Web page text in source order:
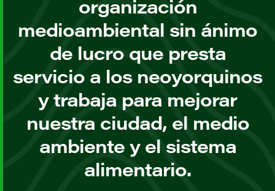
organización
medioambiental sin ánimo
de lucro que presta
servicio a los neoyorquinos
y trabaja para mejorar
nuestra ciudad, el medio
ambiente y el sistema
alimentario.